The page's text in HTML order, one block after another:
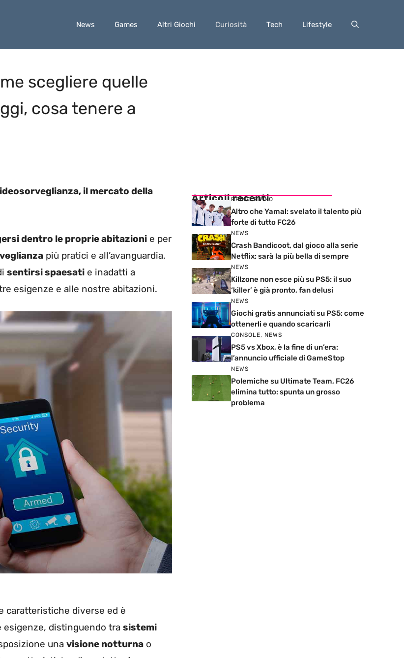
News Games Altri Giochi Curiosità Tech Lifestyle
scegliere quelle
cosa tenere a
il mercato della
dentro le proprie abitazioni e per
più pratici e all’avanguardia.
sentirsi spaesati e inadatti a
esigenze e alle nostre abitazioni.
caratteristiche diverse ed è
distinguendo tra sistemi
una visione notturna o
Articoli recenti
PRIMO PIANO
Altro che Yamal: svelato il talento più
forte di tutto FC26
NEWS
Crash Bandicoot, dal gioco alla serie
Netflix: sarà la più bella di sempre
NEWS
Killzone non esce più su PS5: il suo
‘killer’ è già pronto, fan delusi
NEWS
Giochi gratis annunciati su PS5: come
ottenerli e quando scaricarli
CONSOLE, NEWS
PS5 vs Xbox, è la fine di un’era:
l’annuncio ufficiale di GameStop
NEWS
Polemiche su Ultimate Team, FC26
elimina tutto: spunta un grosso
problema